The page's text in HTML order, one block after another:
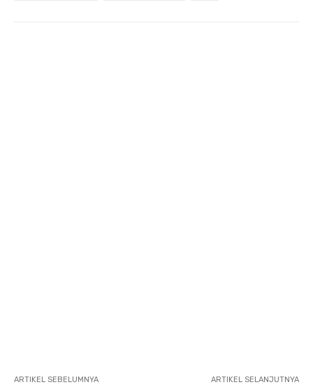
ARTIKEL SEBELUMNYA ARTIKEL SELANJUTNYA